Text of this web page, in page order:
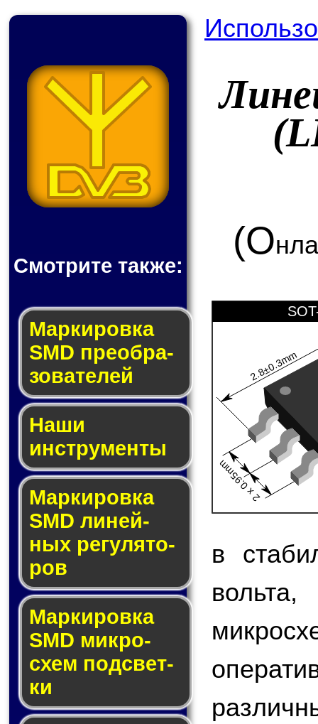
Смотрите также:
Мар­ки­ров­ка
SMD пре­об­ра­
зо­ва­те­лей
Наши
инструменты
Маркировка
SMD ли­ней­
ных ре­гу­ля­то­
ров
Маркировка
SMD мик­ро­
схем под­свет­
ки
(О
2.8±0.3mm
2 x 0.95mm
в